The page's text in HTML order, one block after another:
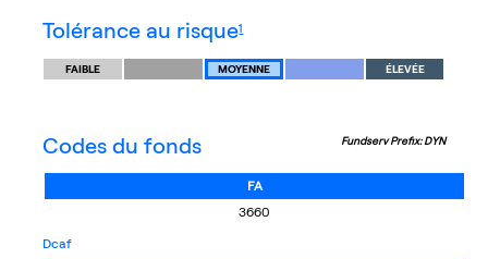
tolérance au risque1
FAIBLE MOYENNE ÉLEVÉE
Codes du fonds Fundserv Prefix: DYN
FA
3660
dcaf